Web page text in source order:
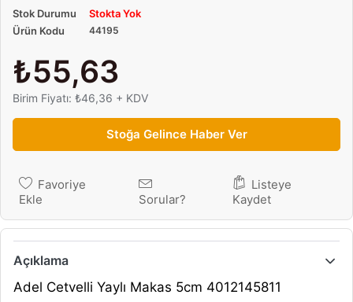
Stok Durumu
Stokta Yok
Ürün Kodu
44195
₺55,63
Birim Fiyatı: ₺46,36 + KDV
Stoğa Gelince Haber Ver
Favoriye
Ekle
Sorular?
Listeye
Kaydet
Açıklama
Adel Cetvelli Yaylı Makas 5cm 4012145811